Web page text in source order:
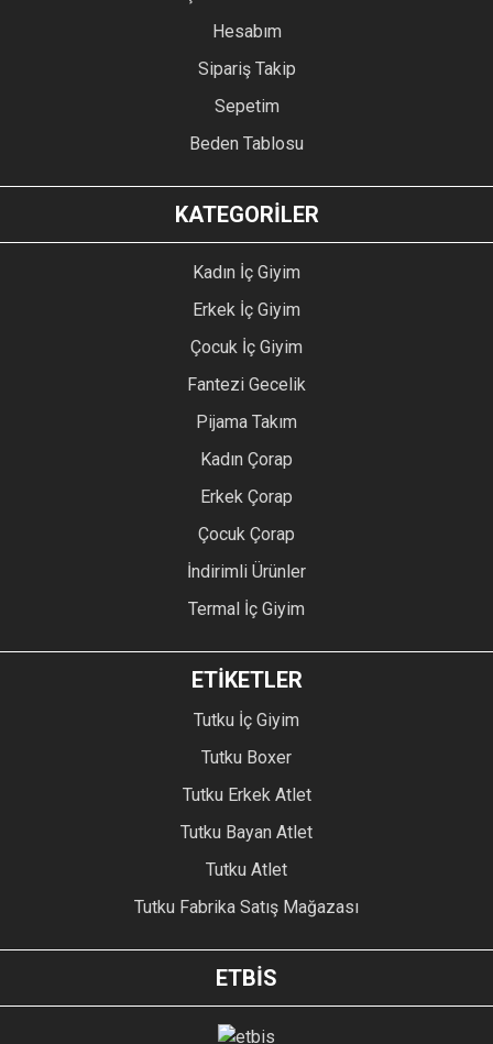
Hesabım
Sipariş Takip
Sepetim
Beden Tablosu
KATEGORİLER
Kadın İç Giyim
Erkek İç Giyim
Çocuk İç Giyim
Fantezi Gecelik
Pijama Takım
Kadın Çorap
Erkek Çorap
Çocuk Çorap
İndirimli Ürünler
Termal İç Giyim
ETİKETLER
Tutku İç Giyim
Tutku Boxer
Tutku Erkek Atlet
Tutku Bayan Atlet
Tutku Atlet
Tutku Fabrika Satış Mağazası
ETBİS